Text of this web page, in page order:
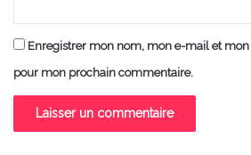
Enregistrer mon nom, mon e-mail et
pour mon prochain commentaire.